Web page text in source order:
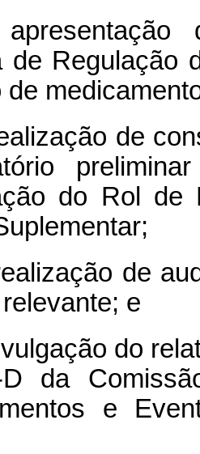
de Regulação
de
de
do Rol de
de
e
do
da
e